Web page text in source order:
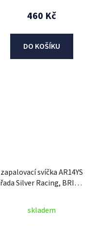
460 Kč
DO KOŠÍKU
zapalovací svíčka AR14YS
řada Silver Racing, BRISK
skladem